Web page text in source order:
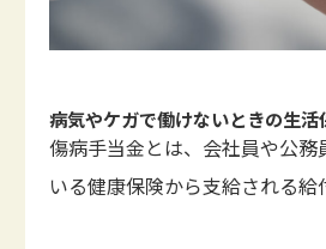
病気やケガで働けないときの生活
傷病手当金とは、会社員や公務
いる健康保険から支給される給